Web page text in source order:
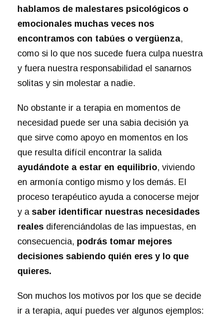
hablamos de malestares psicológicos o
emocionales muchas veces nos
encontramos con tabúes o vergüenza,
como si lo que nos sucede fuera culpa nuestra
y fuera nuestra responsabilidad el sanarnos
solitas y sin molestar a nadie.
No obstante ir a terapia en momentos de
necesidad puede ser una sabia decisión ya
que sirve como apoyo en momentos en los
que resulta difícil encontrar la salida
ayudándote a estar en equilibrio, viviendo
en armonía contigo mismo y los demás. El
proceso terapéutico ayuda a conocerse mejor
y a saber identificar nuestras necesidades
reales diferenciándolas de las impuestas, en
consecuencia, podrás tomar mejores
decisiones sabiendo quién eres y lo que
quieres.
Son muchos los motivos por los que se decide
ir a terapia, aquí puedes ver algunos ejemplos: